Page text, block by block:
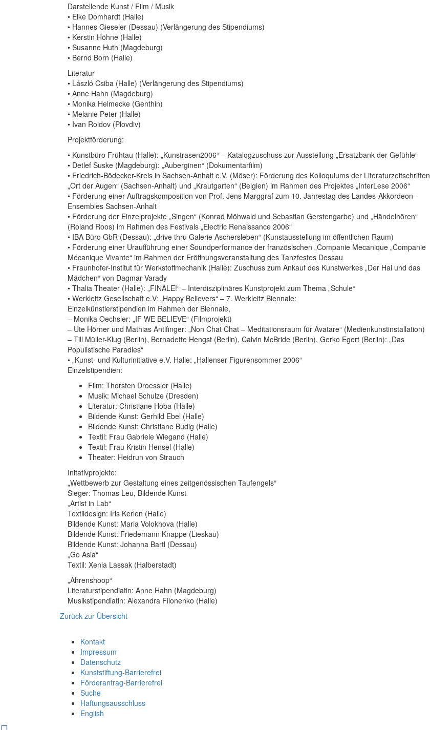
Darstellende Kunst / Film / Musik
• Elke Domhardt (Halle)
• Hannes Gieseler (Dessau) (Verlängerung des Stipendiums)
• Kerstin Höhne (Halle)
• Susanne Huth (Magdeburg)
• Bernd Born (Halle)
Literatur
• László Csiba (Halle) (Verlängerung des Stipendiums)
• Anne Hahn (Magdeburg)
• Monika Helmecke (Genthin)
• Melanie Peter (Halle)
• Ivan Roidov (Plovdiv)
Projektförderung:
• Kunstbüro Frühtau (Halle): „Kunstrasen2006“ – Katalogzuschuss zur Ausstellung „Ersatzbank der Gefühle“
• Detlef Suske (Magdeburg): „Auberginen“ (Dokumentarfilm)
• Friedrich-Bödecker-Kreis in Sachsen-Anhalt e.V. (Möser): Förderung des Kolloquiums der Literaturzeitschriften
„Ort der Augen“ (Sachsen-Anhalt) und „Krautgarten“ (Belgien) im Rahmen des Projektes „InterLese 2006“
• Förderung einer Auftragskomposition von Prof. Jens Marggraf zum 10. Jahrestag des Landes-Akkordeon-
Ensembles Sachsen-Anhalt
• Förderung der Einzelprojekte „Singen“ (Konrad Möhwald und Sebastian Gerstengarbe) und „Händelhören“
(Roland Roos) im Rahmen des Festivals „Electric Renaissance 2006“
• IBA Büro GbR (Dessau): „drive thru Galerie Aschersleben“ (Kunstausstellung im öffentlichen Raum)
• Förderung einer Uraufführung einer Soundperformance der französischen „Companie Mecanique „Companie
Mécanique Vivante“ im Rahmen der Eröffnungsveranstaltung des Tanzfestes Dessau
• Fraunhofer-Institut für Werkstoffmechanik (Halle): Zuschuss zum Ankauf des Kunstwerkes „Der Hai und das
Mädchen“ von Dagmar Varady
• Thalia Theater (Halle): „FINALE!“ – Interdisziplinäres Kunstprojekt zum Thema „Schule“
• Werkleitz Gesellschaft e.V: „Happy Believers“ – 7. Werkleitz Biennale:
Einzelkünstlerstipendien im Rahmen der Biennale,
– Monika Oechsler: „IF WE BELIEVE“ (Filmprojekt)
– Ute Hörner und Mathias Antlfinger: „Non Chat Chat – Meditationsraum für Avatare“ (Medienkunstinstallation)
– Till Müller-Klug (Berlin), Bernadette Hengst (Berlin), Calvin McBride (Berlin), Gerko Egert (Berlin): „Das
Populistische Paradies“
• „Kunst- und Kulturinitiative e.V. Halle: „Hallenser Figurensommer 2006“
Einzelstipendien:
Film: Thorsten Droessler (Halle)
Musik: Michael Schulze (Dresden)
Literatur: Christiane Hoba (Halle)
Bildende Kunst: Gerhild Ebel (Halle)
Bildende Kunst: Christiane Budig (Halle)
Textil: Frau Gabriele Wiegand (Halle)
Textil: Frau Kristin Hensel (Halle)
Theater: Heidrun von Strauch
Initativprojekte:
„Wettbewerb zur Gestaltung eines zeitgenössischen Taufengels“
Sieger: Thomas Leu, Bildende Kunst
„Artist in Lab“
Textildesign: Iris Kerlen (Halle)
Bildende Kunst: Maria Volokhova (Halle)
Bildende Kunst: Friedemann Knappe (Lieskau)
Bildende Kunst: Johanna Bartl (Dessau)
„Go Asia“
Textil: Xenia Lassak (Halberstadt)
„Ahrenshoop“
Literaturstipendiatin: Anne Hahn (Magdeburg)
Musikstipendiatin: Alexandra Filonenko (Halle)
Zurück zur Übersicht
Kontakt
Impressum
Datenschutz
Kunststiftung-Barrierefrei
Förderantrag-Barrierefrei
Suche
Haftungsausschluss
English